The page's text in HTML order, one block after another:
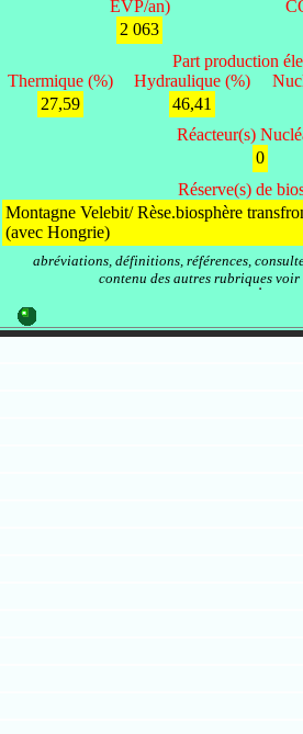
EVP/an)
2 063
Part production
Thermique (%)
Hydraulique (%)
27,59
46,41
Réacteur(s)
0
Réserve(s) de
Montagne Velebit/ Rèse.biosphère
(avec Hongrie)
abréviations, définitions, références,
contenu des autres rubriques voir